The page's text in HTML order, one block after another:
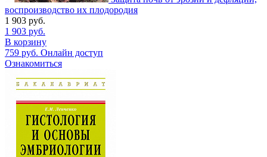
воспроизводство их плодородия
1 903 руб.
1 903 руб.
В корзину
759 руб. Онлайн доступ
Ознакомиться